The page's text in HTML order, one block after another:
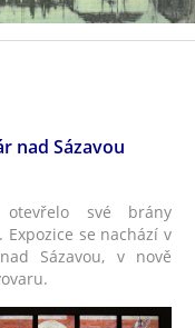
nad Sázavou
otevřelo své brány
se nachází v
Sázavou, v nově